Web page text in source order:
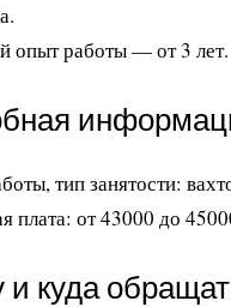
опыт работы — от 3 лет.
тип занятости:
плата: от 43000 до
и куда